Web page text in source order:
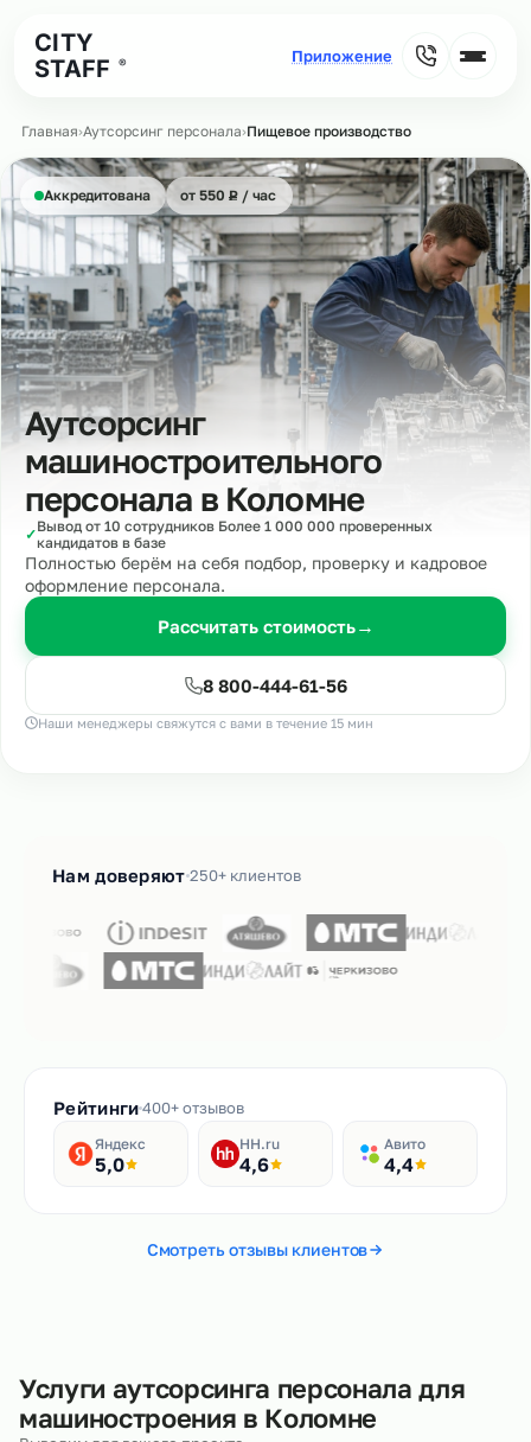
CITY
STAFF
®
Главная›Аутсорсинг персонала›Пищевое производство
Аккредитована от 550 ₽
Р/ час
Аутсорсинг
машиностроительного
персонала в Коломне
✓Вывод от 10 сотрудников Более 1 000 000 проверенных
кандидатов в базе
Полностью берём на себя подбор, проверку и кадровое
оформление персонала.
Рассчитать стоимость→
8 800-444-61-56
Наши менеджеры свяжутся с вами в течение 15 мин
Нам доверяют 250+ клиентов
Рейтинги400+ отзывов
Яндекс
5,0
HH.ru
4,6
Авито
4,4
Смотреть отзывы клиентов
Услуги аутсорсинга персонала для
машиностроения в Коломне